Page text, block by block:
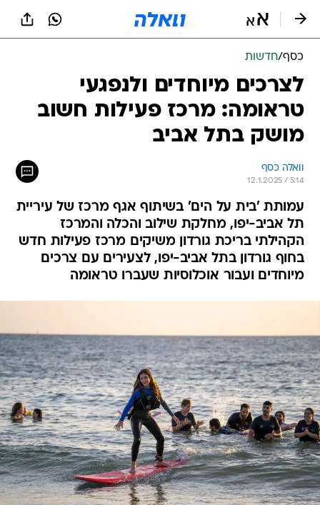
כסף/חדשות
לצרכים מיוחדים ולנפגעי
טראומה: מרכז פעילות חשוב
מושק בתל אביב
וואלה כסף
12.1.2025 / 5:14
עמותת 'בית על הים' בשיתוף אגף מרכז של עיריית
תל אביב-יפו, מחלקת שילוב והכלה והמרכז
הקהילתי בריכת גורדון משיקים מרכז פעילות חדש
בחוף גורדון בתל אביב-יפו, לצעירים עם צרכים
מיוחדים ועבור אוכלוסיות שעברו טראומה